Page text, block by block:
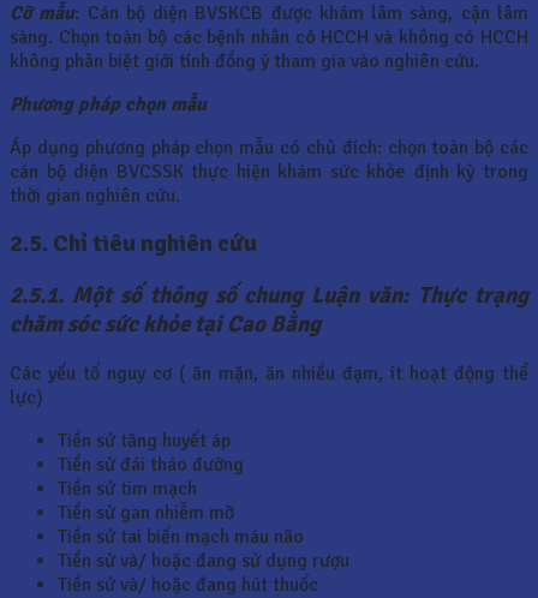
Cỡ mẫu: Cán bộ diện BVSKCB được khám lâm sàng, cận lâm
sàng. Chọn toàn bộ các bệnh nhân có HCCH và không có HCCH
không phân biệt giới tính đồng ý tham gia vào nghiên cứu.
Phương pháp chọn mẫu
Áp dụng phương pháp chọn mẫu có chủ đích: chọn toàn bộ các
cán bộ diện BVCSSK thực hiện khám sức khỏe định kỳ trong
thời gian nghiên cứu.
2.5. Chỉ tiêu nghiên cứu
2.5.1. Một số thông số chung Luận văn: Thực trạng
chăm sóc sức khỏe tại Cao Bằng
Các yếu tố nguy cơ ( ăn mặn, ăn nhiều đạm, ít hoạt động thể
lực)
Tiền sử tăng huyết áp
Tiền sử đái tháo đường
Tiền sử tim mạch
Tiền sử gan nhiễm mỡ
Tiền sử tai biến mạch máu não
Tiền sử và/ hoặc đang sử dụng rượu
Tiền sử và/ hoặc đang hút thuốc